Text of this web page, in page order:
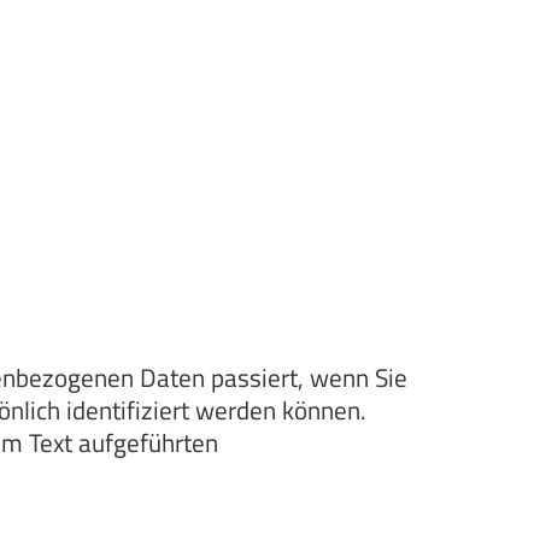
Daten passiert, wenn Sie
identifiziert werden können.
Text aufgeführten